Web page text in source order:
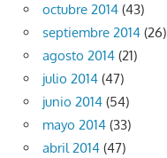
octubre 2014 (43)
septiembre 2014 (26)
agosto 2014 (21)
julio 2014 (47)
junio 2014 (54)
mayo 2014 (33)
abril 2014 (47)